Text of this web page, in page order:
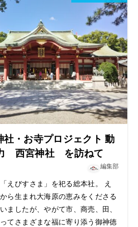
社・お寺プロジェクト 動
西宮神社 を訪ねて
編集部
えびすさま」を祀る総本社。 え
ら生まれ大海原の恵みをくださる
ましたが、やがて市、商売、田、
てさまざまな福に寄り添う御神徳